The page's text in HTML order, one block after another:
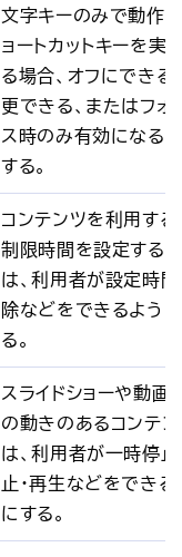
文字キーのみで動作
ョートカットキーを実
る場合、オフにできる
更できる、またはフォ
ス時のみ有効になる
する。
コンテンツを利用する
制限時間を設定する
は、利用者が設定時
除などをできるよう
る。
スライドショーや動画
の動きのあるコンテン
は、利用者が一時停止
止・再生などをできる
にする。